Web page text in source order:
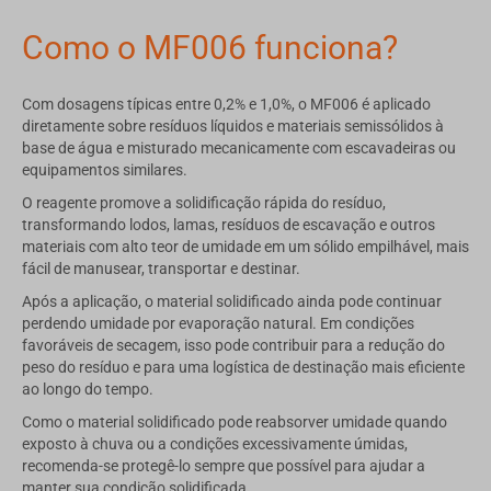
Como o MF006 funciona?
Com dosagens típicas entre 0,2% e 1,0%, o MF006 é aplicado
diretamente sobre resíduos líquidos e materiais semissólidos à
base de água e misturado mecanicamente com escavadeiras ou
equipamentos similares.
O reagente promove a solidificação rápida do resíduo,
transformando lodos, lamas, resíduos de escavação e outros
materiais com alto teor de umidade em um sólido empilhável, mais
fácil de manusear, transportar e destinar.
Após a aplicação, o material solidificado ainda pode continuar
perdendo umidade por evaporação natural. Em condições
favoráveis de secagem, isso pode contribuir para a redução do
peso do resíduo e para uma logística de destinação mais eficiente
ao longo do tempo.
Como o material solidificado pode reabsorver umidade quando
exposto à chuva ou a condições excessivamente úmidas,
recomenda-se protegê-lo sempre que possível para ajudar a